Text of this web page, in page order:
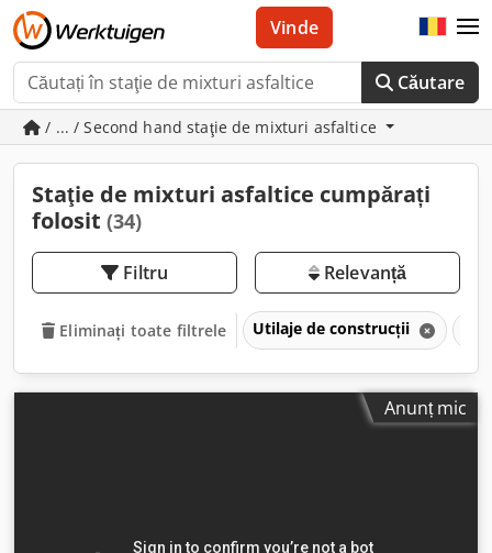
Căutare
Vinde
/ ... / Second hand staţie de mixturi asfaltice
Staţie de mixturi asfaltice cumpărați
folosit (34)
Filtru Relevanță
Eliminați toate filtrele Utilaje de construcții
Anunț mic